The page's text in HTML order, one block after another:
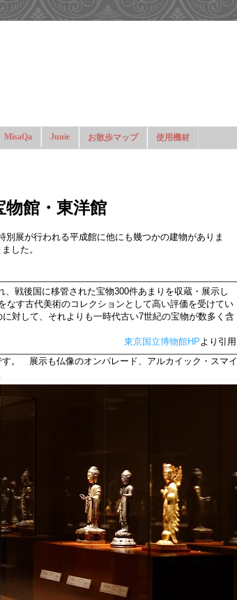
MisaQa Junie お散歩マップ 使用機材
館・東洋館
展が行われる平成館に他にも幾つかの建物がありま
した。
戦後国に移管された宝物300件あまりを収蔵・展示し
なす古代美術のコレクションとして高い評価を受けてい
対して、それよりも一時代古い7世紀の宝物が数多く含
東京国立博物館HPより引用
。 展示も仏像のオンパレード、アルカイック・スマイ